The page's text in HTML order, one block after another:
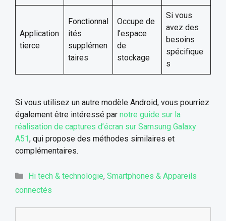
Application
tierce
Fonctionnal
ités
supplémen
taires
Occupe de
l’espace
de
stockage
Si vous
avez des
besoins
spécifique
s
Si vous utilisez un autre modèle Android, vous pourriez
également être intéressé par notre guide sur la
réalisation de captures d’écran sur Samsung Galaxy
A51, qui propose des méthodes similaires et
complémentaires.
Catégories
Hi tech & technologie, Smartphones & Appareils
connectés